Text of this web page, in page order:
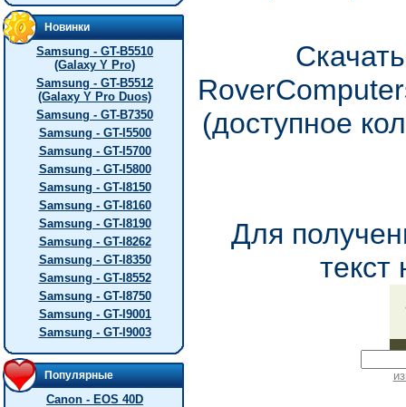
Новинки
Samsung - GT-B5510
(Galaxy Y Pro)
Samsung - GT-B5512
(Galaxy Y Pro Duos)
Samsung - GT-B7350
Samsung - GT-I5500
Samsung - GT-I5700
Samsung - GT-I5800
Samsung - GT-I8150
Samsung - GT-I8160
Samsung - GT-I8190
Samsung - GT-I8262
Samsung - GT-I8350
Samsung - GT-I8552
Samsung - GT-I8750
Samsung - GT-I9001
Samsung - GT-I9003
Популярные
Canon - EOS 40D
(доступное
Для
текст